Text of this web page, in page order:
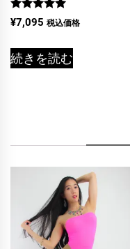
5段階中
5.00
¥7,095 税込価格
続きを読む